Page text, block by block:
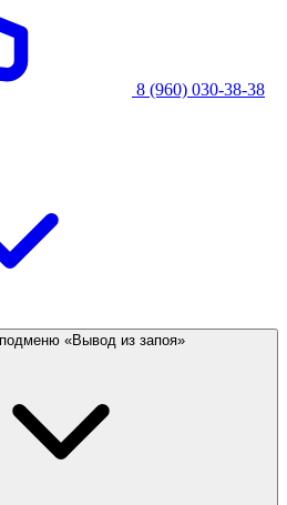
8 (960) 030-38-38
«Вывод из запоя»